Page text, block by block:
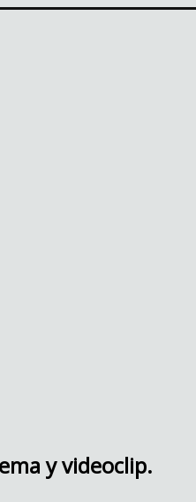
y videoclip.